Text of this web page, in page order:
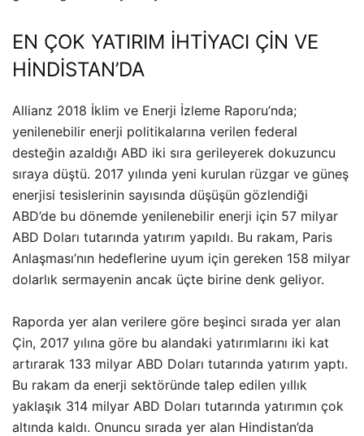
EN ÇOK YATIRIM İHTİYACI ÇİN VE
HİNDİSTAN’DA
Allianz 2018 İklim ve Enerji İzleme Raporu’nda;
yenilenebilir enerji politikalarına verilen federal
desteğin azaldığı ABD iki sıra gerileyerek dokuzuncu
sıraya düştü. 2017 yılında yeni kurulan rüzgar ve güneş
enerjisi tesislerinin sayısında düşüşün gözlendiği
ABD’de bu dönemde yenilenebilir enerji için 57 milyar
ABD Doları tutarında yatırım yapıldı. Bu rakam, Paris
Anlaşması’nın hedeflerine uyum için gereken 158 milyar
dolarlık sermayenin ancak üçte birine denk geliyor.
Raporda yer alan verilere göre beşinci sırada yer alan
Çin, 2017 yılına göre bu alandaki yatırımlarını iki kat
artırarak 133 milyar ABD Doları tutarında yatırım yaptı.
Bu rakam da enerji sektöründe talep edilen yıllık
yaklaşık 314 milyar ABD Doları tutarında yatırımın çok
altında kaldı. Onuncu sırada yer alan Hindistan’da